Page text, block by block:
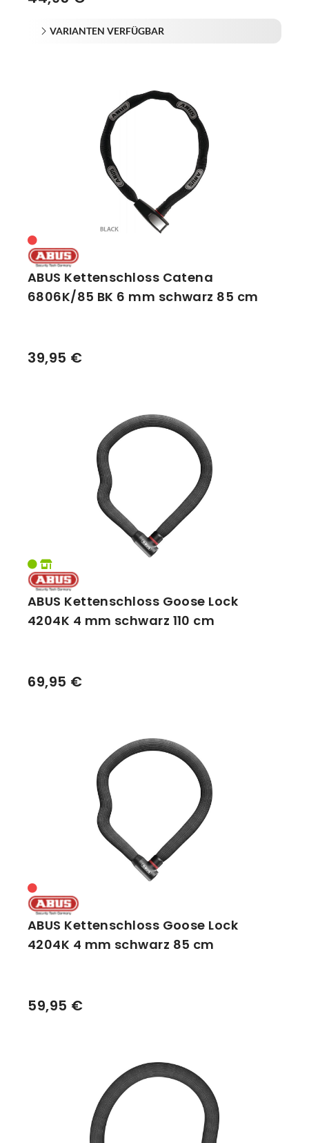
VARIANTEN VERFÜGBAR
ABUS Kettenschloss Catena
6806K/85 BK 6 mm schwarz 85 cm
39,95 €
ABUS Kettenschloss Goose Lock
4204K 4 mm schwarz 110 cm
69,95 €
ABUS Kettenschloss Goose Lock
4204K 4 mm schwarz 85 cm
59,95 €